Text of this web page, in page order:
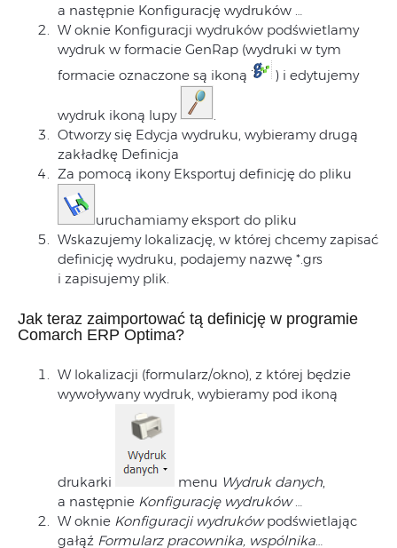
a następnie Konfigurację wydruków …
W oknie Konfiguracji wydruków podświetlamy
wydruk w formacie GenRap (wydruki w tym
formacie oznaczone są ikoną
) i edytujemy
wydruk ikoną lupy
Otworzy się Edycja wydruku, wybieramy drugą
zakładkę Definicja
Za pomocą ikony Eksportuj definicję do pliku
uruchamiamy eksport do pliku
Wskazujemy lokalizację, w której chcemy zapisać
definicję wydruku, podajemy nazwę *.grs
i zapisujemy plik.
Jak teraz zaimportować tą definicję w programie
Comarch ERP Optima?
W lokalizacji (formularz/okno), z której będzie
wywoływany wydruk, wybieramy pod ikoną
drukarki menu Wydruk danych
a następnie Konfigurację wydruków…
W oknie Konfiguracji wydrukówpodświetlając
gałąź Formularz pracownika, wspólnika